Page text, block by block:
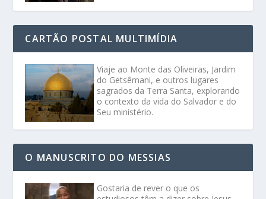
CARTÃO POSTAL MULTIMÍDIA
Viaje ao Monte das Oliveiras, Jardim
do Getsêmani, e outros lugares
sagrados da Terra Santa, explorando
o contexto da vida do Salvador e do
Seu ministério.
O MANUSCRITO DO MESSIAS
Gostaria de rever o que os